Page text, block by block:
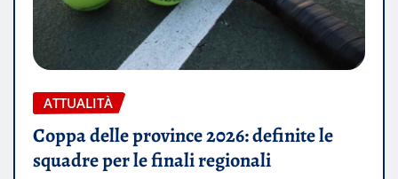
ATTUALITÀ
Coppa delle province 2026: definite le
squadre per le finali regionali